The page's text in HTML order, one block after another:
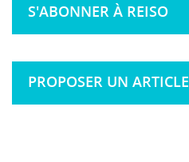
S'ABONNER À REISO
PROPOSER UN ARTICLE